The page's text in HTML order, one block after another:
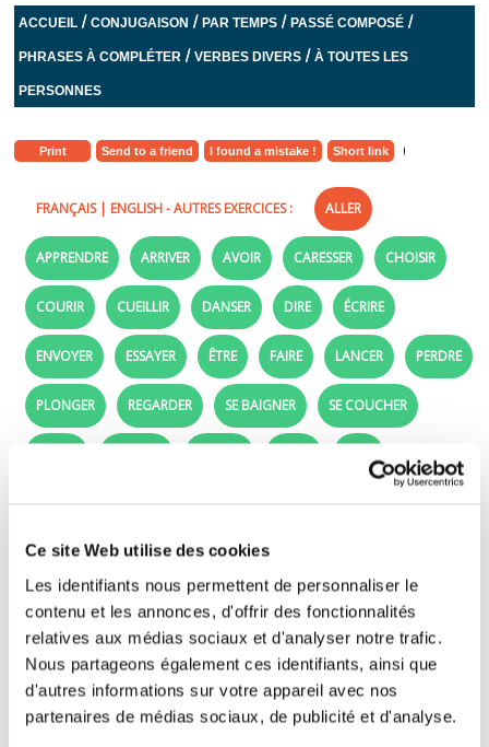
Ce site Web utilise des cookies
Les identifiants nous permettent de personnaliser le
contenu et les annonces, d'offrir des fonctionnalités
relatives aux médias sociaux et d'analyser notre trafic.
Nous partageons également ces identifiants, ainsi que
d'autres informations sur votre appareil avec nos
partenaires de médias sociaux, de publicité et d'analyse.
ACCUEIL /CONJUGAISON /PAR TEMPS /PASSÉ COMPOSÉ /
PHRASES À COMPLÉTER /VERBES DIVERS /À TOUTES LES
PERSONNES
Print Send to a friend I found a mistake ! Short link
FRANÇAIS| ENGLISH- AUTRES EXERCICES : ALLER
APPRENDRE ARRIVER AVOIR CARESSER CHOISIR
COURIR CUEILLIR DANSER DIRE ÉCRIRE
ENVOYER ESSAYER ÊTRE FAIRE LANCER PERDRE
PLONGER REGARDER SE BAIGNER SE COUCHER
the passé composé
Complete these sentences as in the example.
Write the verballerwith the correct form of the
passé composéfor all the person.
See the conjugation of the French verb aller